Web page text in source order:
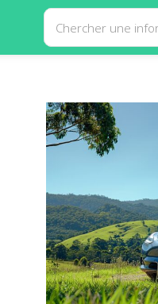
Chercher une